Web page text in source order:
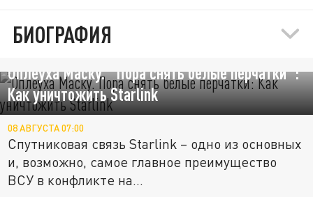
БИОГРАФИЯ
Оплеуха Маску. "Пора снять белые перчатки":
Как уничтожить Starlink
08 АВГУСТА 07:00
Спутниковая связь Starlink – одно из основных
и, возможно, самое главное преимущество
ВСУ в конфликте на...